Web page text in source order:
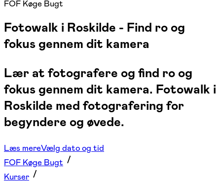
FOF Køge Bugt
Fotowalk i Roskilde - Find ro og
fokus gennem dit kamera
Lær at fotografere og find ro og
fokus gennem dit kamera. Fotowalk i
Roskilde med fotografering for
begyndere og øvede.
Læs mereVælg dato og tid
FOF Køge Bugt
Kurser